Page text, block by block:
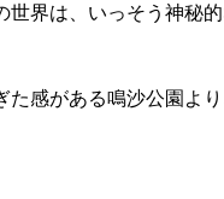
界は、いっそう神秘
感がある鳴沙公園よ